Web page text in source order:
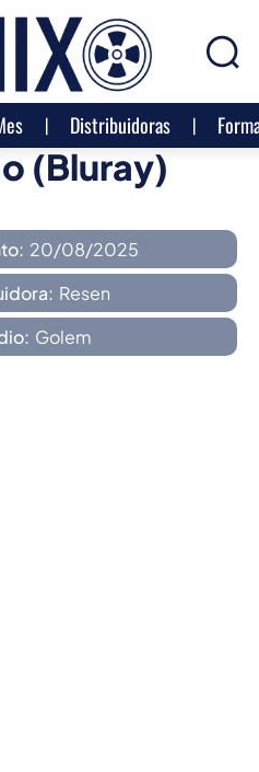
Distribuidoras
(Bluray)
20/08/2025
Resen
Golem